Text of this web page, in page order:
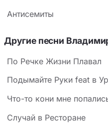
Антисемиты
Другие песни
По Речке Жизни Плавал
Подымайте Руки feat в
Что-то кони мне
Случай в Ресторане